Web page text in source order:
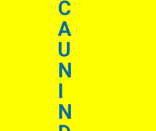
C
A
U
N
I
N